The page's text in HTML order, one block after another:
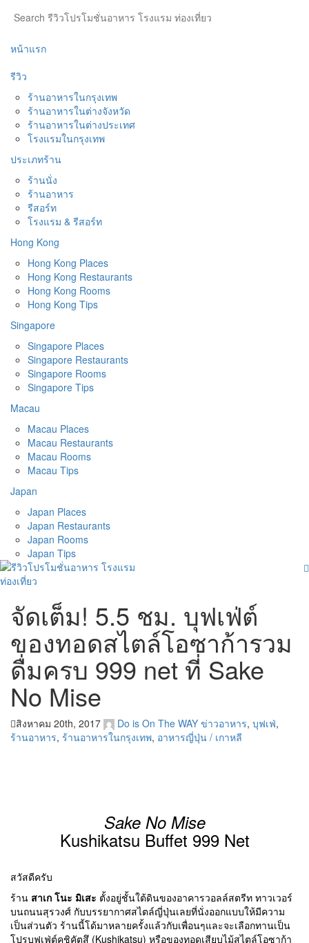
หน้าแรก
รีวิว
ร้านอาหารในกรุงเทพ
ร้านอาหารในต่างจังหวัด
ร้านอาหารในต่างประเทศ
โรงแรมในกรุงเทพ
ประเภทร้าน
ร้านนั่ง
ร้านอาหาร
รีสอร์ท
โรงแรม & รีสอร์ท
Hong Kong
Hong Kong Places
Hong Kong Restaurants
Hong Kong Rooms
Hong Kong Tips
Singapore
Singapore Places
Singapore Restaurants
Singapore Rooms
Singapore Tips
Macau
Macau Places
Macau Restaurants
Macau Rooms
Macau Tips
Japan
Japan Places
Japan Restaurants
Japan Rooms
Japan Tips
จัดเต็ม! 5.5 ชม. บุฟเฟ่ต์
ของทอดสไตล์โอซาก้ารวม
ดื่มครบ 999 net ที่ Sake
No Mise
สิงหาคม 20th, 2017 Do is On The WAY ข่าวอาหาร, บุฟเฟ่,
ร้านอาหาร, ร้านอาหารในกรุงเทพ, อาหารญี่ปุ่น / เกาหลี
Sake No Mise
Kushikatsu Buffet 999 Net
สวัสดีครับ
ร้าน สาเก โนะ มิเสะ ตั้งอยู่ชั้นใต้ดินของอาคารวอลล์สตรีท ทาวเวอร์
บนถนนสุรวงศ์ กับบรรยากาศสไตล์ญี่ปุ่นเลยที่นั่งออกแบบให้มีความ
เป็นส่วนตัว ร้านนี้โด้มาหลายครั้งแล้วกับเพื่อนๆและจะเลือกทานเป็น
โปรบุฟเฟ่ต์คุชิคัตสึ (Kushikatsu) หรือของทอดเสียบไม้สไตล์โอซาก้า